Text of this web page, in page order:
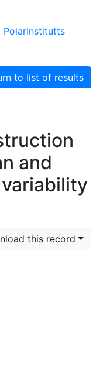
Polarinstitutts
to list of results
and
this record